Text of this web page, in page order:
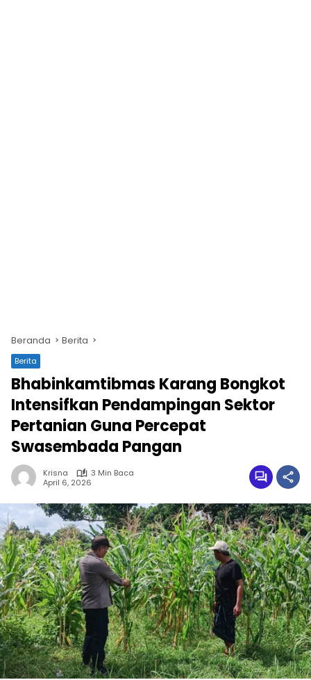
Beranda Berita
Berita
Bhabinkamtibmas Karang Bongkot
Intensifkan Pendampingan Sektor
Pertanian Guna Percepat
Swasembada Pangan
Krisna
3 Min Baca
April 6, 2026